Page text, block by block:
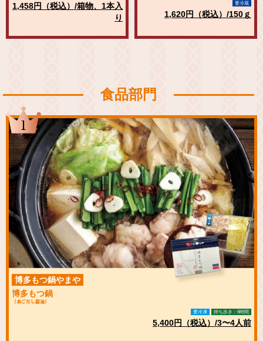
1,458円（税込）/箱物、1本入
り
要冷蔵
1,620円（税込）/150ｇ
食品部門
1
博多もつ鍋やまや
博多もつ鍋
（あごだし醤油）
要冷凍 持ち歩き：6時間
5,400円（税込）/3〜4人前